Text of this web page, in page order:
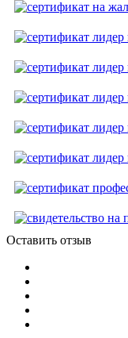
Оставить отзыв